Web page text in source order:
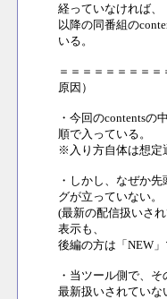
経っていなければ、
以降の同番組の
いる。
＝＝＝＝＝＝＝＝＝
原因）
・今回のcontentsの
順で入っている。
※入り方自体は想定
・しかし、なぜか
グが立っていない。
(最新の配信扱いさ
表示も、
後編の方は「NEW
・当ツール側で、
最新扱いされていな